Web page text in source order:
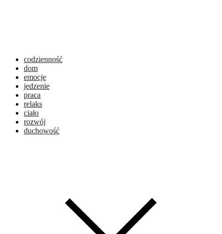
codzienność
dom
emocje
jedzenie
praca
relaks
ciało
rozwój
duchowość